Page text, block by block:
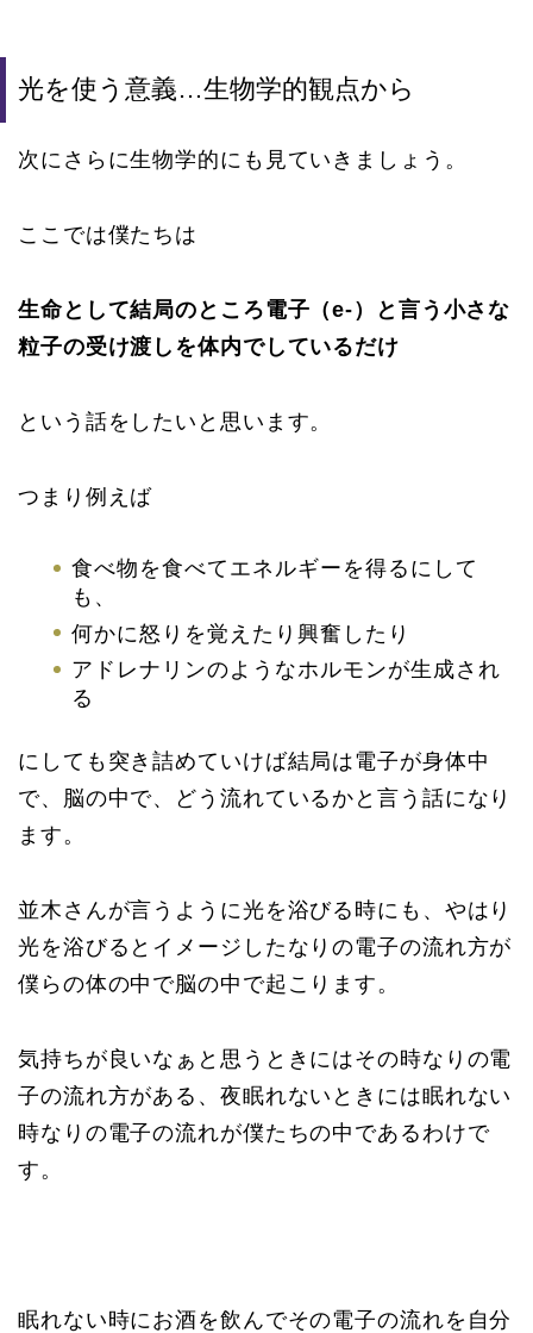
光を使う意義…生物学的観点から
次にさらに生物学的にも見ていきましょう。
ここでは僕たちは
生命として結局のところ電子（e-）と言う小さな
粒子の受け渡しを体内でしているだけ
という話をしたいと思います。
つまり例えば
食べ物を食べてエネルギーを得るにして
も、
何かに怒りを覚えたり興奮したり
アドレナリンのようなホルモンが生成され
る
にしても突き詰めていけば結局は電子が身体中
で、脳の中で、どう流れているかと言う話になり
ます。
並木さんが言うように光を浴びる時にも、やはり
光を浴びるとイメージしたなりの電子の流れ方が
僕らの体の中で脳の中で起こります。
気持ちが良いなぁと思うときにはその時なりの電
子の流れ方がある、夜眠れないときには眠れない
時なりの電子の流れが僕たちの中であるわけで
す。
眠れない時にお酒を飲んでその電子の流れを自分